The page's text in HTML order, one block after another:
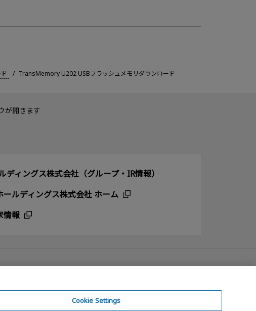
TransMemory U202 USBフラッシュメモリダウンロード
が開きます
ディングス株式会社（グループ・IR情報）
ールディングス株式会社 ホーム
情報
Cookie Settings